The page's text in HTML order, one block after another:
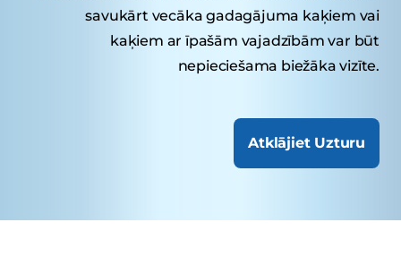
savukārt vecāka gadagājuma kaķiem vai
kaķiem ar īpašām vajadzībām var būt
nepieciešama biežāka vizīte.
Atklājiet Uzturu